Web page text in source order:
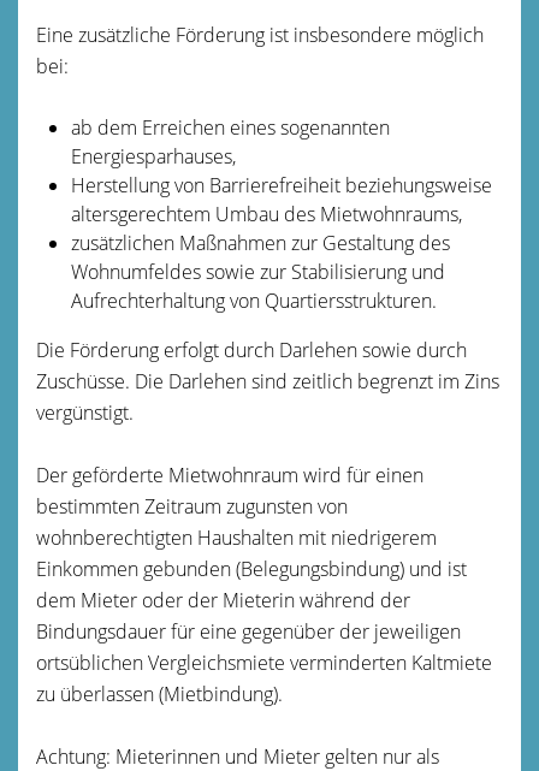
Eine zusätzliche Förderung ist insbesondere möglich
bei:
ab dem Erreichen eines sogenannten
Energiesparhauses,
Herstellung von Barrierefreiheit beziehungsweise
altersgerechtem Umbau des Mietwohnraums,
zusätzlichen Maßnahmen zur Gestaltung des
Wohnumfeldes sowie zur Stabilisierung und
Aufrechterhaltung von Quartiersstrukturen.
Die Förderung erfolgt durch Darlehen sowie durch
Zuschüsse. Die Darlehen sind zeitlich begrenzt im Zins
vergünstigt.
Der geförderte Mietwohnraum wird für einen
bestimmten Zeitraum zugunsten von
wohnberechtigten Haushalten mit niedrigerem
Einkommen gebunden (Belegungsbindung) und ist
dem Mieter oder der Mieterin während der
Bindungsdauer für eine gegenüber der jeweiligen
ortsüblichen Vergleichsmiete verminderten Kaltmiete
zu überlassen (Mietbindung).
Achtung: Mieterinnen und Mieter gelten nur als